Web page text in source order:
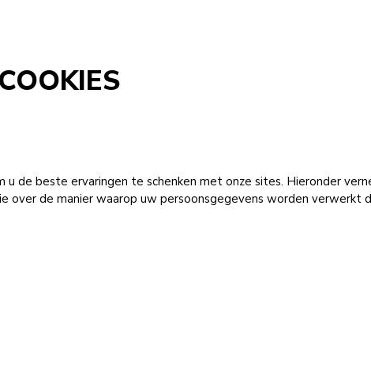
COOKIES
de beste ervaringen te schenken met onze sites. Hieronder
over de manier waarop uw persoonsgegevens worden verwerkt